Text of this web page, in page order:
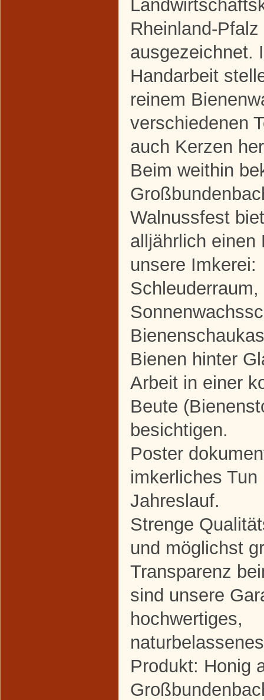
Rheinland-Pfalz
ausgezeichnet.
Handarbeit
reinem
verschiedenen
auch Kerzen
Beim weithin
Walnussfest
alljährlich einen
unsere Imkerei:
Schleuderraum,
Bienen hinter
Arbeit in einer
Beute
besichtigen.
Poster
imkerliches Tun
Jahreslauf.
Strenge
und möglichst
Transparenz
sind unsere
hochwertiges,
Produkt: Honig